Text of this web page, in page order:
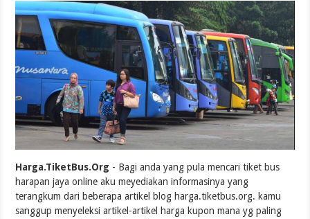
Harga.TiketBus.Org - Bagi anda yang pula mencari tiket bus
harapan jaya online aku meyediakan informasinya yang
terangkum dari beberapa artikel blog harga.tiketbus.org. kamu
sanggup menyeleksi artikel-artikel harga kupon mana yg paling